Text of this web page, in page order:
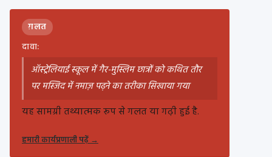
ग़लत
दावा:
ऑस्ट्रेलियाई स्कूल में गैर-मुस्लिम छात्रों को कथित तौर
पर मस्जिद में नमाज़ पढ़ने का तरीका सिखाया गया
यह सामग्री तथ्यात्मक रूप से गलत या गढ़ी हुई है.
हमारी कार्यप्रणाली पढ़ें→